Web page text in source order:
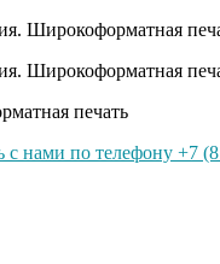
с нами по телефону +7